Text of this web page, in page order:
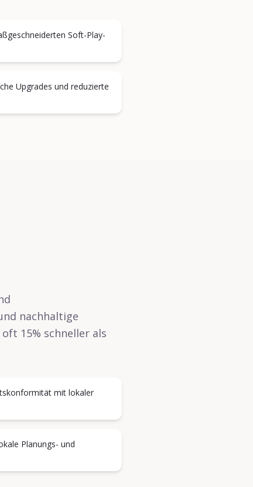
Soft-Play-
Upgrades und reduzierte
nachhaltige
15% schneller als
mit lokaler
Planungs- und